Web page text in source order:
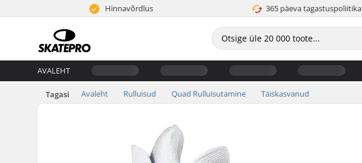
Hinnavõrdlus 365 päeva tagastuspoliitika
AVALEHT
Tagasi Avaleht Rulluisud Quad Rulluisutamine Täiskasvanud